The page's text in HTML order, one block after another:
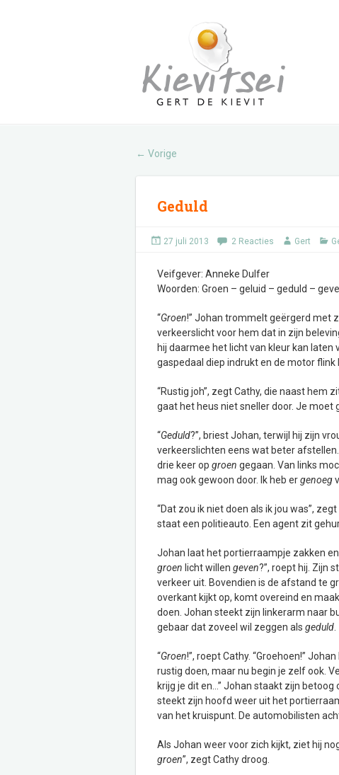
← Vorige
Geduld
27 juli 2013 2 Reacties Gert
Veifgever: Anneke Dulfer
Woorden: Groen – geluid – geduld –
“Groen!” Johan trommelt geërgerd met
verkeerslicht voor hem dat in zijn
hij daarmee het licht van kleur kan laten
gaspedaal diep indrukt en de motor flink
“Rustig joh”, zegt Cathy, die naast hem
gaat het heus niet sneller door. Je moet
“Geduld?”, briest Johan, terwijl hij zijn
verkeerslichten eens wat beter
drie keer op groen gegaan. Van links
mag ook gewoon door. Ik heb ergenoeg
“Dat zou ik niet doen als ik jou was”,
staat een politieauto. Een agent zit
Johan laat het portierraampje zakken
groen licht willen geven?”, roept hij. Zijn
verkeer uit. Bovendien is de afstand te
overkant kijkt op, komt overeind en
doen. Johan steekt zijn linkerarm naar
gebaar dat zoveel wil zeggen als geduld
“Groen!”, roept Cathy. “Groehoen!”
rustig doen, maar nu begin je zelf ook.
krijg je dit en…” Johan staakt zijn
steekt zijn hoofd weer uit het
van het kruispunt. De automobilisten
Als Johan weer voor zich kijkt, ziet hij
groen”, zegt Cathy droog.